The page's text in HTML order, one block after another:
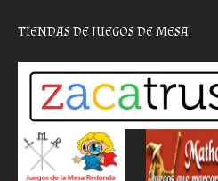
TIENDAS DE JUEGOS DE MESA